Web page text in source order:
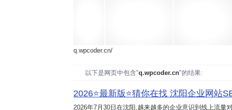
q.wpcoder.cn/
以下是网页中包含"q.wpcoder.cn"的结果:
2026⭐️最新版⭐️猜你在找 沈阳企业网站
2026年7月30日在沈阳,越来越多的企业意识到线上流量